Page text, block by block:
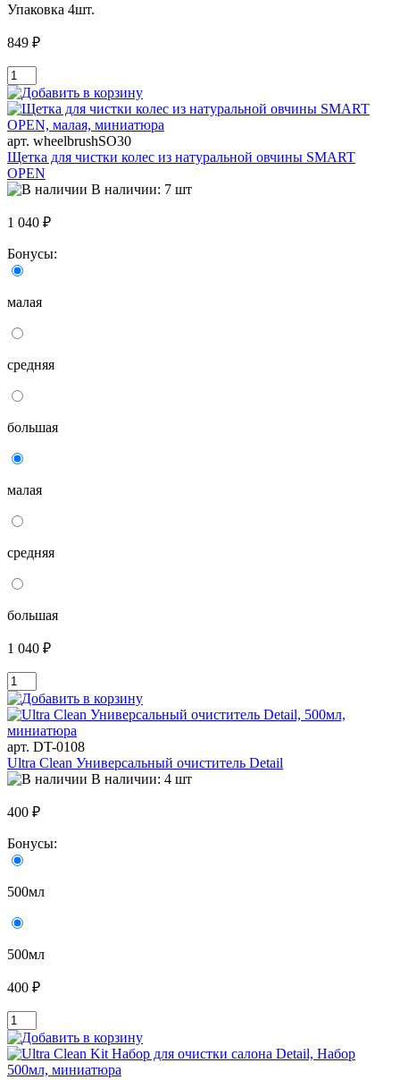
Упаковка 4шт.
849 ₽
арт. wheelbrushSO30
Щетка для чистки колес из натуральной овчины SMART
OPEN
В наличии: 7 шт
1 040 ₽
Бонусы:
малая
средняя
большая
малая
средняя
большая
1 040 ₽
арт. DT-0108
Ultra Clean Универсальный очиститель Detail
В наличии: 4 шт
400 ₽
Бонусы:
500мл
500мл
400 ₽